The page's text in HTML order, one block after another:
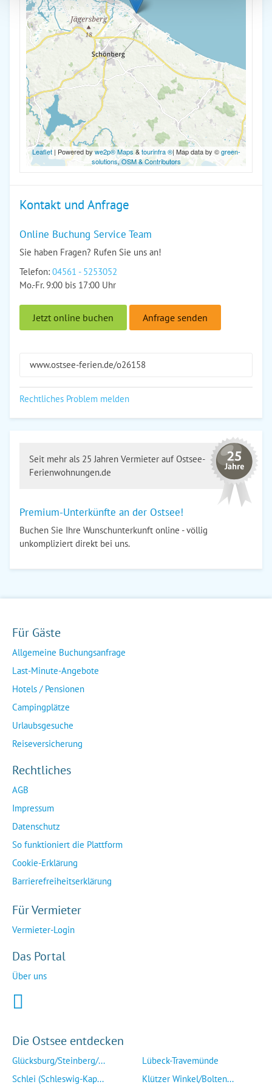
Leaflet| Powered bywe2p® Maps &tourinfra ®| Map data by ©green-
solutions,OSM & Contributors
Kontakt und Anfrage
Online Buchung Service Team
Sie haben Fragen? Rufen Sie uns an!
Telefon: 04561 - 5253052
Mo.-Fr. 9:00 bis 17:00 Uhr
Jetzt online buchen Anfrage senden
www.ostsee-ferien.de/o26158
Rechtliches Problem melden
Seit mehr als 25 Jahren Vermieter auf Ostsee-
Ferienwohnungen.de
Premium-Unterkünfte an der Ostsee!
Buchen Sie Ihre Wunschunterkunft online - völlig
unkompliziert direkt bei uns.
Für Gäste
Allgemeine Buchungsanfrage
Last-Minute-Angebote
Hotels / Pensionen
Campingplätze
Urlaubsgesuche
Reiseversicherung
Rechtliches
AGB
Impressum
Datenschutz
So funktioniert die Plattform
Cookie-Erklärung
Barrierefreiheitserklärung
Für Vermieter
Vermieter-Login
Das Portal
Über uns
Die Ostsee entdecken
Glücksburg/Steinberg/...
Schlei (Schleswig-Kap...
Lübeck-Travemünde
Klützer Winkel/Bolten...